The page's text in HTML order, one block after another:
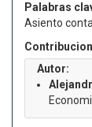
Palabras
Asiento
Autor: